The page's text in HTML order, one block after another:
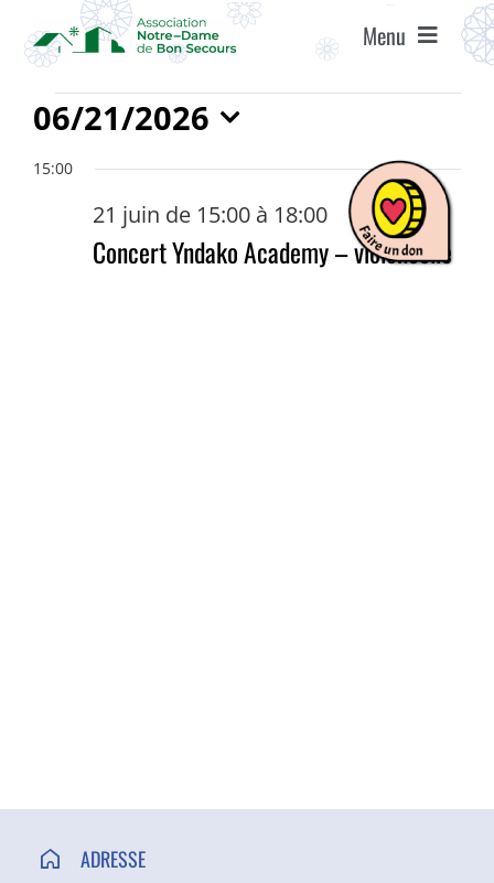
contenu
Menu
ACCUEIL
ASSOCIATION
ÉTABLISSEMENTS
Évènements
for
2026
06/21/2026
Sélectionnez
une
date.
15:00
Concert Yndako Academy – violoncelle
21 juin de 15:00 à 18:00
ADRESSE